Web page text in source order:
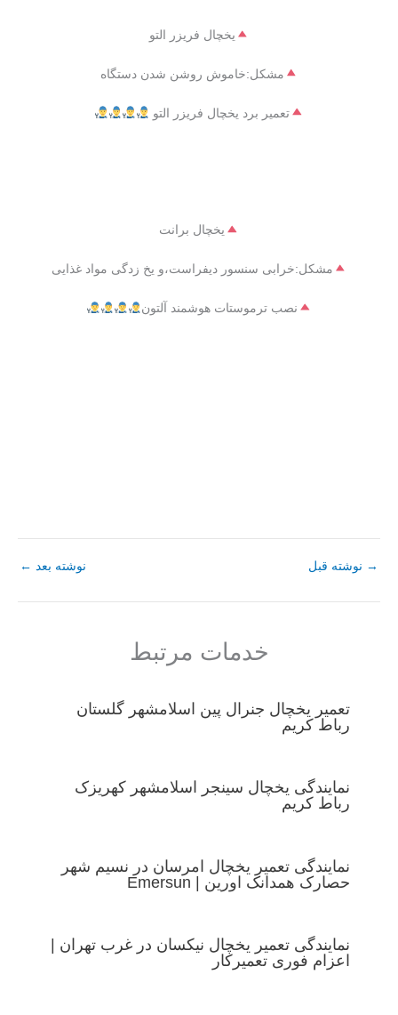
یخچال فریزر التو
مشکل:خاموش روشن شدن دستگاه
تعمیر برد یخچال فریزر التو
یخچال برانت
مشکل:خرابی سنسور دیفراست،و یخ زدگی مواد غذایی
نصب ترموستات هوشمند آلتون
→ نوشته قبل نوشته بعد ←
خدمات مرتبط
تعمیر یخچال جنرال پین اسلامشهر گلستان
رباط کریم
نمایندگی یخچال سینجر اسلامشهر کهریزک
رباط کریم
نمایندگی تعمیر یخچال امرسان در نسیم شهر
حصارک همدانک اورین | Emersun
نمایندگی تعمیر یخچال نیکسان در غرب تهران |
اعزام فوری تعمیرکار